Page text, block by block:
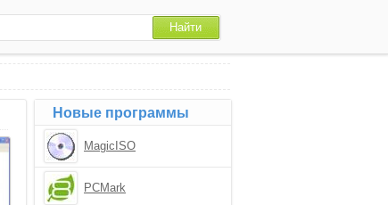
Новые программы
MagicISO
PCMark